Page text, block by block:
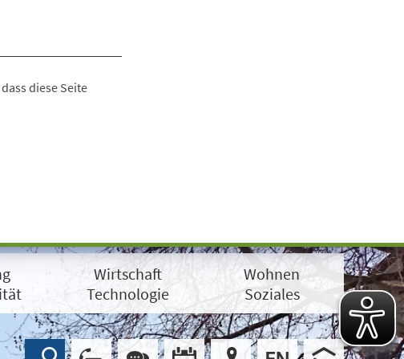
diese Seite
Wirtschaft
Technologie
Wohnen
Soziales